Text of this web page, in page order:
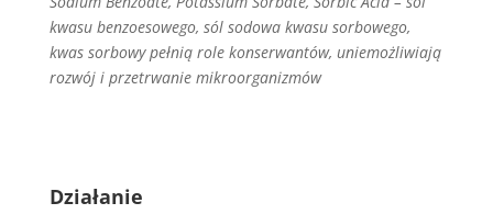
kwasu benzoesowego, sól sodowa kwasu sorbowego,
kwas sorbowy pełnią role konserwantów, uniemożliwiają
rozwój i przetrwanie mikroorganizmów
Działanie